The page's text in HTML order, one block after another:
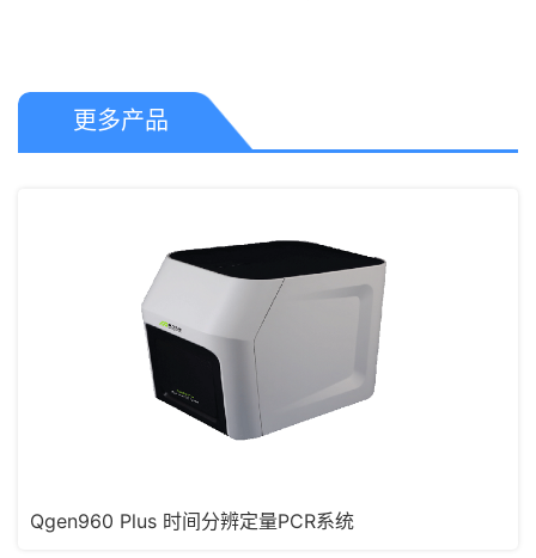
更多产品
Qgen960 Plus 时间分辨定量PCR系统